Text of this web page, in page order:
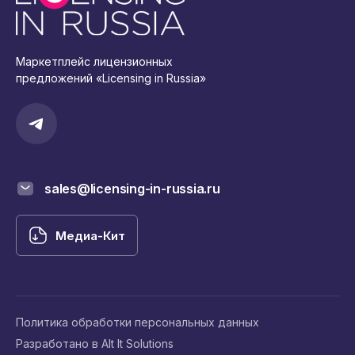
Маркетплейс лицензионных
предложений «Licensing in Russia»
sales@licensing-in-russia.ru
Медиа-Кит
Политика обработки персональных данных
Разработано в Alt It Solutions